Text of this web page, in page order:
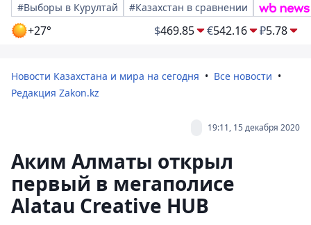
#Выборы в Курултай
#Казахстан в сравнении
+27° $469.85 €542.16 ₽5.78
Новости Казахстана и мира на сегодня
Все новости
Редакция Zakon.kz
19:11, 15 декабря 2020
Аким Алматы открыл
первый в мегаполисе
Alatau Creative HUB